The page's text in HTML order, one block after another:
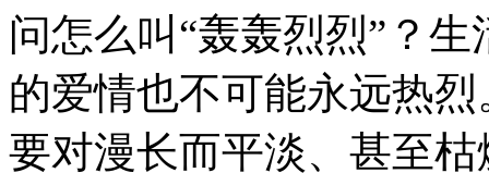
问怎么叫“轰轰烈烈”？
的爱情也不可能永远热
要对漫长而平淡、甚至